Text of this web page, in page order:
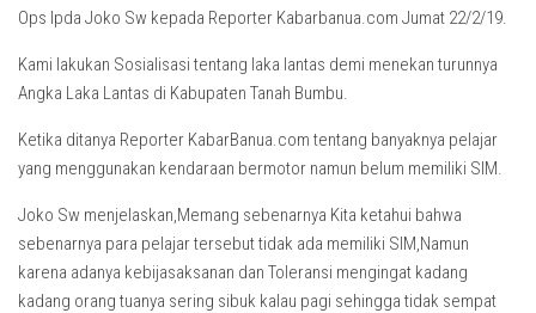
Ops Ipda Joko Sw kepada Reporter Kabarbanua.com Jumat 22/2/19.
Kami lakukan Sosialisasi tentang laka lantas demi menekan turunnya
Angka Laka Lantas di Kabupaten Tanah Bumbu.
Ketika ditanya Reporter KabarBanua.com tentang banyaknya pelajar
yang menggunakan kendaraan bermotor namun belum memiliki SIM.
Joko Sw menjelaskan,Memang sebenarnya Kita ketahui bahwa
sebenarnya para pelajar tersebut tidak ada memiliki SIM,Namun
karena adanya kebijasaksanan dan Toleransi mengingat kadang
kadang orang tuanya sering sibuk kalau pagi sehingga tidak sempat